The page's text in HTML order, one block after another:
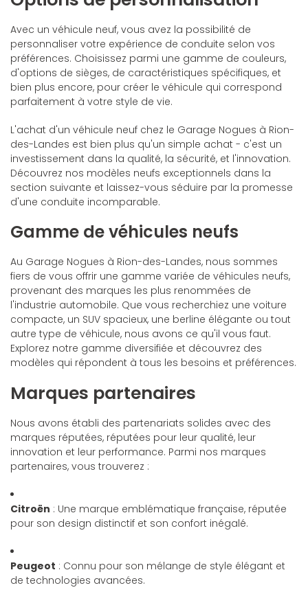
Avec un véhicule neuf, vous avez la possibilité de
personnaliser votre expérience de conduite selon vos
préférences. Choisissez parmi une gamme de couleurs,
d'options de sièges, de caractéristiques spécifiques, et
bien plus encore, pour créer le véhicule qui correspond
parfaitement à votre style de vie.
L'achat d'un véhicule neuf chez le Garage Nogues à Rion-
des-Landes est bien plus qu'un simple achat - c'est un
investissement dans la qualité, la sécurité, et l'innovation.
Découvrez nos modèles neufs exceptionnels dans la
section suivante et laissez-vous séduire par la promesse
d'une conduite incomparable.
Gamme de véhicules neufs
Au Garage Nogues à Rion-des-Landes, nous sommes
fiers de vous offrir une gamme variée de véhicules neufs,
provenant des marques les plus renommées de
l'industrie automobile. Que vous recherchiez une voiture
compacte, un SUV spacieux, une berline élégante ou tout
autre type de véhicule, nous avons ce qu'il vous faut.
Explorez notre gamme diversifiée et découvrez des
modèles qui répondent à tous les besoins et préférences.
Marques partenaires
Nous avons établi des partenariats solides avec des
marques réputées, réputées pour leur qualité, leur
innovation et leur performance. Parmi nos marques
partenaires, vous trouverez :
Citroën : Une marque emblématique française, réputée
pour son design distinctif et son confort inégalé.
Peugeot : Connu pour son mélange de style élégant et
de technologies avancées.